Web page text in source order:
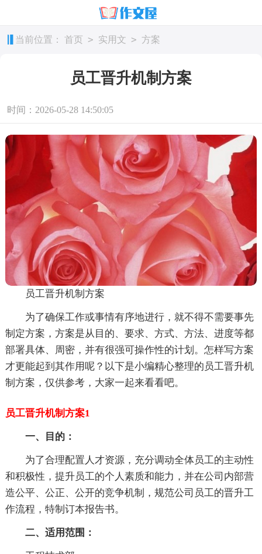
当前位置： 首页 > 实用文 > 方案
员工晋升机制方案
时间：2026-05-28 14:50:05
员工晋升机制方案
为了确保工作或事情有序地进行，就不得不需要事先
制定方案，方案是从目的、要求、方式、方法、进度等都
部署具体、周密，并有很强可操作性的计划。怎样写方案
才更能起到其作用呢？以下是小编精心整理的员工晋升机
制方案，仅供参考，大家一起来看看吧。
员工晋升机制方案1
一、目的：
为了合理配置人才资源，充分调动全体员工的主动性
和积极性，提升员工的个人素质和能力，并在公司内部营
造公平、公正、公开的竞争机制，规范公司员工的晋升工
作流程，特制订本报告书。
二、适用范围 ：